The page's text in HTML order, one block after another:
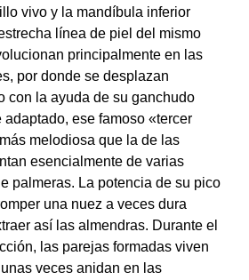
vivo y la mandíbula inferior
línea de piel del mismo
principalmente en las
por donde se desplazan
con la ayuda de su ganchudo
ese famoso «tercer
melodiosa que la de las
esencialmente de varias
palmeras. La potencia de su pico
una nuez a veces dura
así las almendras. Durante el
las parejas formadas viven
veces anidan en las